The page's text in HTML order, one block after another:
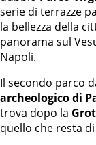
serie di terrazze
la bellezza della
panorama sul
Napoli.
Il secondo parco
archeologico di
trova dopo la
quello che resta